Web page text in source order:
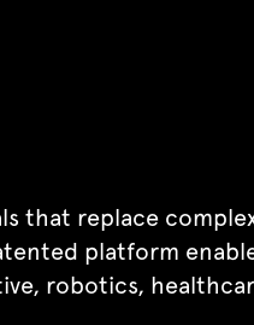
that replace
platform
robotics,